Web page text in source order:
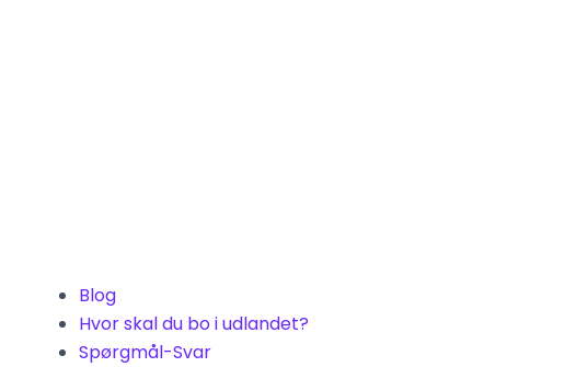
Blog
Hvor skal du bo i udlandet?
Spørgmål-Svar